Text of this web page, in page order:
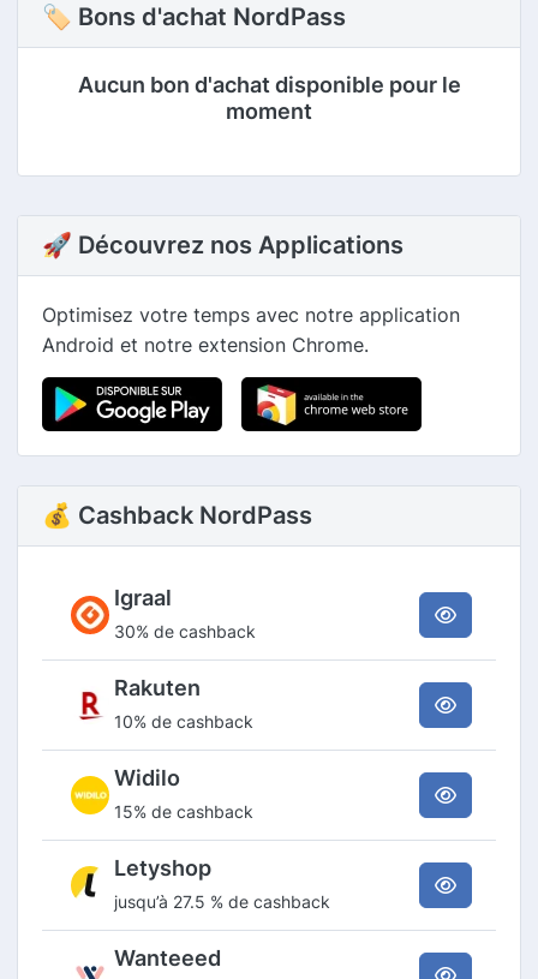
🏷 Bons d'achat NordPass
Aucun bon d'achat disponible pour le
moment
🚀 Découvrez nos Applications
Optimisez votre temps avec notre application
Android et notre extension Chrome.
💰 Cashback NordPass
Igraal
30% de cashback
Rakuten
10% de cashback
Widilo
15% de cashback
Letyshop
jusqu’à 27.5 % de cashback
Wanteeed